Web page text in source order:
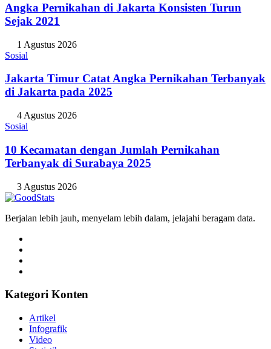
Angka Pernikahan di Jakarta Konsisten Turun
Sejak 2021
1 Agustus 2026
Sosial
Jakarta Timur Catat Angka Pernikahan Terbanyak
di Jakarta pada 2025
4 Agustus 2026
Sosial
10 Kecamatan dengan Jumlah Pernikahan
Terbanyak di Surabaya 2025
3 Agustus 2026
Berjalan lebih jauh, menyelam lebih dalam, jelajahi beragam data.
Kategori Konten
Artikel
Infografik
Video